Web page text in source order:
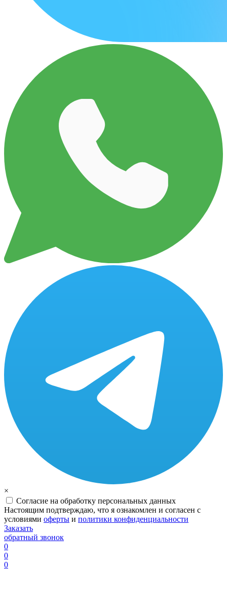
×
Согласие на обработку персональных данных
Настоящим подтверждаю, что я ознакомлен и согласен с
условиями оферты и политики конфиденциальности
Заказать
обратный звонок
0
0
0